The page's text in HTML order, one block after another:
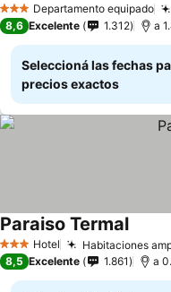
3 EstrellasDepartamento equipado
8,6 Excelente 1.312 a
Seleccioná las fechas
precios exactos
3 Estrellas
Hotel Habitaciones
Paraiso TermalVer
8,5 Excelente 1.861 a